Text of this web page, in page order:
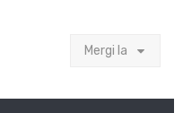
Mergi la